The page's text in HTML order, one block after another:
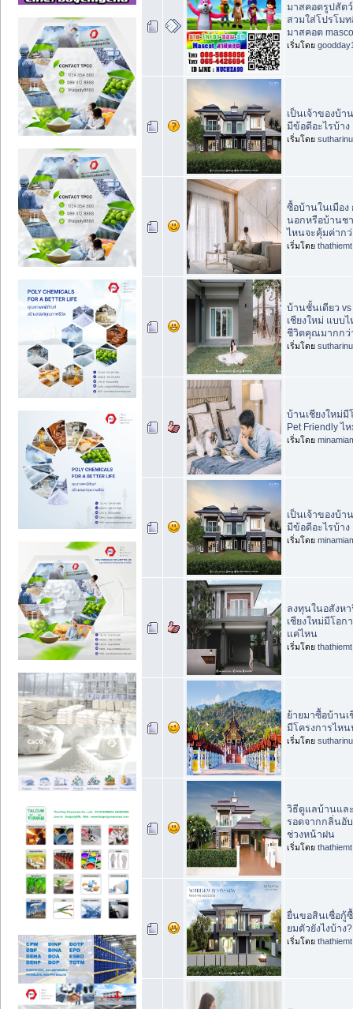
มาสคอตรูปสัต
สวมใส่โปรโม
มาสคอต
เริ่มโดย
เป็นเจ้าของบ้า
มีข้อดีอะไรบ้าง
เริ่มโดย
ซื้อบ้านในเมือ
นอกหรือบ้านช
ไหนจะคุ้มค่าก
เริ่มโดย thathiemt
บ้านชั้นเดียว
เชียงใหม่ แบบ
ชีวิตคุณมากกว่
เริ่มโดย
บ้านเชียงใหม่มี
Pet Friendly ไ
เริ่มโดย
เป็นเจ้าของบ้า
มีข้อดีอะไรบ้าง
เริ่มโดย
ลงทุนในอสังห
เชียงใหม่มีโอก
แค่ไหน
เริ่มโดย thathiemt
ย้ายมาซื้อบ้านเ
มีโครงการไห
เริ่มโดย
วิธีดูแลบ้านแล
รอดจากกลิ่นอั
ช่วงหน้าฝน
เริ่มโดย thathiemt
ยื่นขอสินเชื่อกู้
ยมตัวยังไงบ้าง?
เริ่มโดย thathiemt